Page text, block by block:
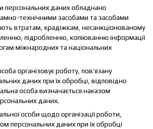
персональних даних обладнано
технічними засобами та засобами
втратам, крадіжкам, несанкціонованому
підробленню, копіюванню інформації
міжнародних та національних
організовує роботу, пов’язану
даних при їх обробці, відповідно
особа визначається наказом
даних.
особи щодо організації роботи,
персональних даних при їх обробці